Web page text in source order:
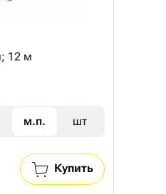
12 м
м.п. шт
Купить